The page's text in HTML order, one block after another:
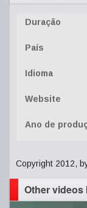
Duração
País
Idioma
Website
Ano de
Copyright 2012,
Other videos